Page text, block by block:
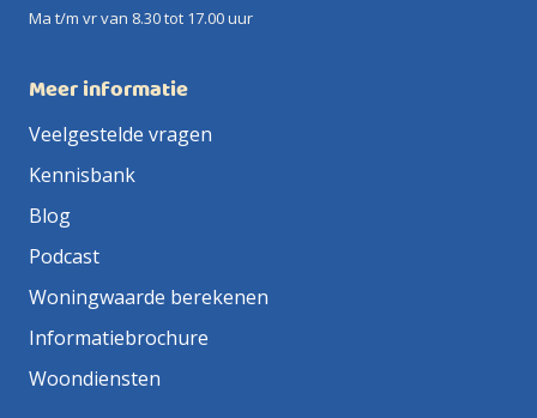
Ma t/m vr van 8.30 tot 17.00 uur
Meer informatie
Veelgestelde vragen
Kennisbank
Blog
Podcast
Woningwaarde berekenen
Informatiebrochure
Woondiensten